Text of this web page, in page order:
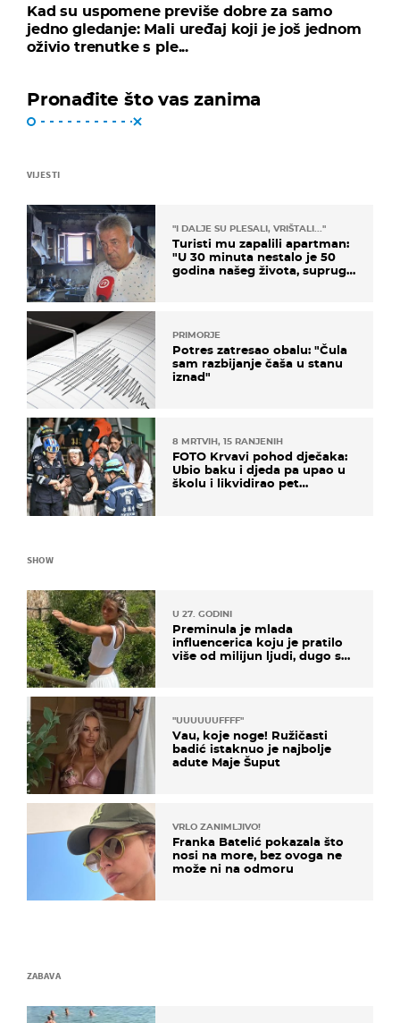
Kad su uspomene previše dobre za samo
jedno gledanje: Mali uređaj koji je još jednom
oživio trenutke s ple...
Pronađite što vas zanima
VIJESTI
"I DALJE SU PLESALI, VRIŠTALI..."
Turisti mu zapalili apartman:
"U 30 minuta nestalo je 50
godina našeg života, supruga
PRIMORJE
Potres zatresao obalu: "Čula
sam razbijanje čaša u stanu
iznad"
8 MRTVIH, 15 RANJENIH
FOTO Krvavi pohod dječaka:
Ubio baku i djeda pa upao u
školu i likvidirao pet
SHOW
U 27. GODINI
Preminula je mlada
influencerica koju je pratilo
više od milijun ljudi, dugo se
"UUUUUUFFFF"
Vau, koje noge! Ružičasti
badić istaknuo je najbolje
adute Maje Šuput
VRLO ZANIMLJIVO!
Franka Batelić pokazala što
nosi na more, bez ovoga ne
može ni na odmoru
ZABAVA